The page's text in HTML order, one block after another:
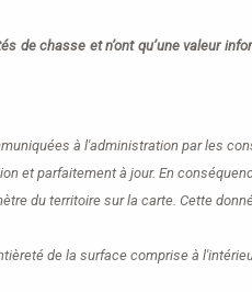
chasse et n’ont qu’une valeur
à l'administration par les
et parfaitement à jour. En
du territoire sur la carte. Cette
de la surface comprise à